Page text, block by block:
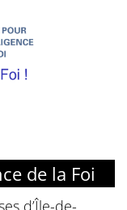
de la Foi
d’Île-de-